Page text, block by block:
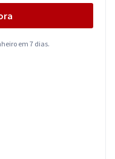
em 7 dias.